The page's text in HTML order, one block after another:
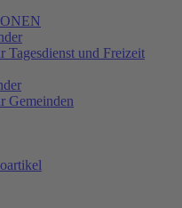
Tagesdienst und Freizeit
Gemeinden